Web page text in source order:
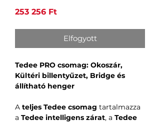
253 256 FtÁr
Elfogyott
Tedee PRO csomag: Okoszár,
Kültéri billentyűzet, Bridge és
állítható henger
A teljes Tedee csomag tartalmazza
a Tedee intelligens zárat, a Tedee